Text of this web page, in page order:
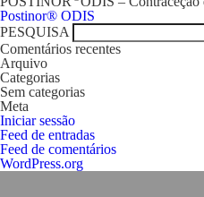
Navegação
de
artigos
Postinor® ODIS
PESQUISA
Comentários recentes
Arquivo
Categorias
Sem categorias
Meta
Iniciar sessão
Feed de entradas
Feed de comentários
WordPress.org